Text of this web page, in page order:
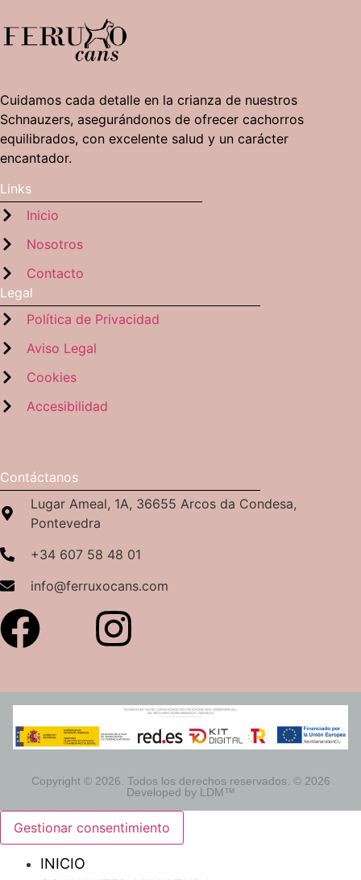
Cuidamos cada detalle en la crianza de nuestros
Schnauzers, asegurándonos de ofrecer cachorros
equilibrados, con excelente salud y un carácter
encantador.
Links
Inicio
Nosotros
Contacto
Legal
Política de Privacidad
Aviso Legal
Cookies
Accesibilidad
Contáctanos
Lugar Ameal, 1A, 36655 Arcos da Condesa,
Pontevedra
+34 607 58 48 01
info@ferruxocans.com
Copyright © 2026. Todos los derechos reservados. © 2026
Developed by LDM™
Gestionar consentimiento
INICIO